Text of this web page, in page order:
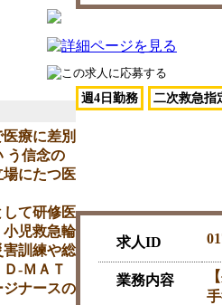
療に差別
う信念の
場にたつ医
て研修医
児救急輪
訓練や総
-ＭＡＴ
ジナースの
週4日勤務 二次救急指
求人ID
業務内容